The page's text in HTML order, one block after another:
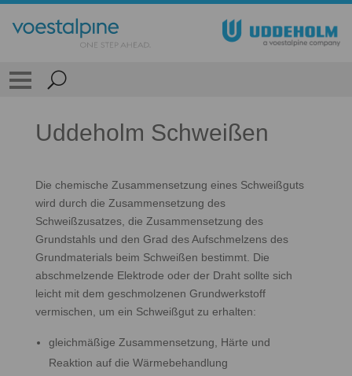
Uddeholm Schweißen
Die chemische Zusammensetzung eines Schweißguts
wird durch die Zusammensetzung des
Schweißzusatzes, die Zusammensetzung des
Grundstahls und den Grad des Aufschmelzens des
Grundmaterials beim Schweißen bestimmt. Die
abschmelzende Elektrode oder der Draht sollte sich
leicht mit dem geschmolzenen Grundwerkstoff
vermischen, um ein Schweißgut zu erhalten:
gleichmäßige Zusammensetzung, Härte und
Reaktion auf die Wärmebehandlung